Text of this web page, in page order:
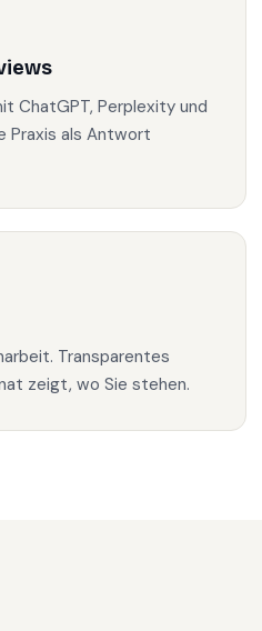
ChatGPT, Perplexity und
Praxis als Antwort
Transparentes
zeigt, wo Sie stehen.